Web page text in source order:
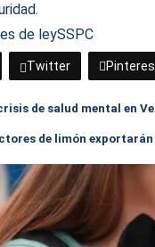
de leySSPC
Twitter
de salud mental en
de limón